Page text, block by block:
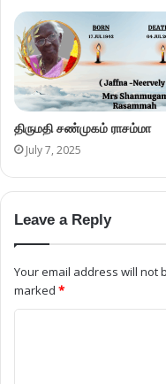
திருமதி சண்முகம் ராசம்மா
July 7, 2025
Leave a Reply
Your email address will not
marked *